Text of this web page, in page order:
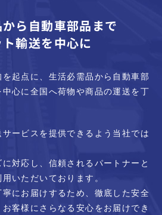
ら自動車部品まで
輸送を中心に
起点に、生活必需品から自動車部
心に全国へ荷物や商品の運送を丁
ービスを提供できるよう当社では
対応し、信頼されるパートナーと
いただいております。
にお届けするため、徹底した安全
客様にさらなる安心をお届けでき